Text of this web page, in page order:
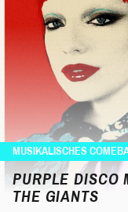
MUSIKALISCHES
PURPLE DISCO
THE GIANTS